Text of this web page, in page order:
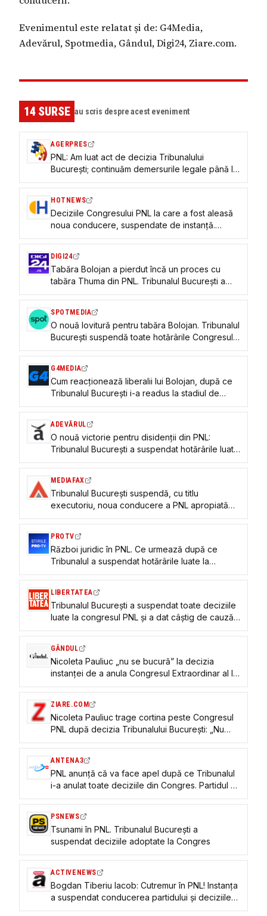
Evenimentul este relatat și de: G4Media,
Adevărul, Spotmedia, Gândul, Digi24, Ziare.com.
14SURSE au scris despre acest eveniment
AGERPRES
PNL: Am luat act de decizia Tribunalului
București; continuăm demersurile legale până la
pronunțarea soluției definitive
HOTNEWS
Deciziile Congresului PNL la care a fost aleasă
noua conducere, suspendate de instanță.
Hotărâre executorie
DIGI24
Tabăra Bolojan a pierdut încă un proces cu
tabăra Thuma din PNL. Tribunalul București a
suspendat deciziile adoptate la Congres
SPOTMEDIA
O nouă lovitură pentru tabăra Bolojan. Tribunalul
București suspendă toate hotărârile Congresului
PNL, inclusiv noua conducere și noul statut
G4MEDIA
Cum reacționează liberalii lui Bolojan, după ce
Tribunalul București i-a readus la stadiul de
după Congresul din 2025, cu puciștii Predoiu,
ADEVĂRUL
O nouă victorie pentru disidenții din PNL:
Tribunalul București a suspendat hotărârile luate
de Bolojan în Congresul din 21 iunie
MEDIAFAX
Tribunalul București suspendă, cu titlu
executoriu, noua conducere a PNL apropiată
de Ilie Bolojan, noul statut, excluderile și restul
Congresului
PROTV
Război juridic în PNL. Ce urmează după ce
Tribunalul a suspendat hotărârile luate la
Congres. Decizia este executorie
LIBERTATEA
Tribunalul București a suspendat toate deciziile
luate la congresul PNL și a dat câștig de cauză
taberei puciștilor. Ce soluții mai are tabăra
GÂNDUL
Nicoleta Pauliuc „nu se bucură” la decizia
instanței de a anula Congresul Extraordinar al lui
Bolojan. Premierul demis o decapitase pe
ZIARE.COM
Nicoleta Pauliuc trage cortina peste Congresul
PNL după decizia Tribunalului București: „Nu
văd ziua asta ca pe o victorie, ci ca pe o ultimă
ANTENA3
PNL anunţă că va face apel după ce Tribunalul
i-a anulat toate deciziile din Congres. Partidul va
funcţiona pe statutul adoptat în 2025
PSNEWS
Tsunami în PNL. Tribunalul București a
suspendat deciziile adoptate la Congres
ACTIVENEWS
Bogdan Tiberiu Iacob: Cutremur în PNL! Instanța
a suspendat conducerea partidului și deciziile
Congresului